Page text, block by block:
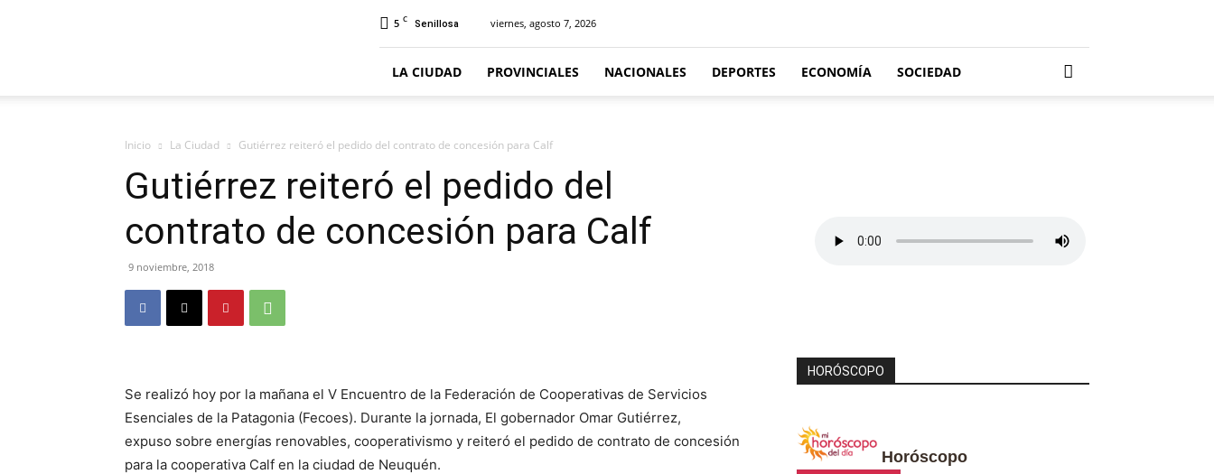
5 C Senillosa viernes, agosto 7, 2026
LA CIUDAD PROVINCIALES NACIONALES DEPORTES ECONOMÍA SOCIEDAD
Inicio La Ciudad Gutiérrez reiteró el pedido del contrato de concesión para Calf
Gutiérrez reiteró el pedido del
contrato de concesión para Calf
9 noviembre, 2018
Se realizó hoy por la mañana el V Encuentro de la Federación de Cooperativas de Servicios
Esenciales de la Patagonia (Fecoes). Durante la jornada, El gobernador Omar Gutiérrez,
expuso sobre energías renovables, cooperativismo y reiteró el pedido de contrato de concesión
para la cooperativa Calf en la ciudad de Neuquén.
HORÓSCOPO
Horóscopo